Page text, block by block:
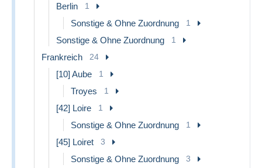
Berlin 1
Sonstige & Ohne Zuordnung 1
Sonstige & Ohne Zuordnung 1
Frankreich 24
[10] Aube 1
Troyes 1
[42] Loire 1
Sonstige & Ohne Zuordnung 1
[45] Loiret 3
Sonstige & Ohne Zuordnung 3